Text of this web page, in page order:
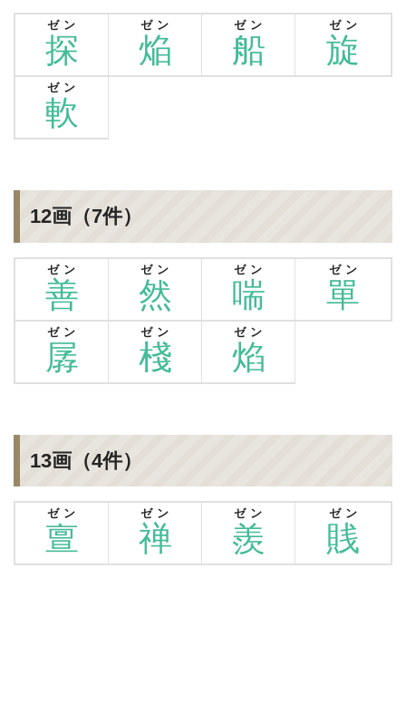
探
ゼン
焔
ゼン
船
ゼン
旋
ゼン
軟
ゼン
12画（7件）
善
ゼン
然
ゼン
喘
ゼン
單
ゼン
孱
ゼン
棧
ゼン
焰
ゼン
13画（4件）
亶
ゼン
禅
ゼン
羨
ゼン
賎
ゼン